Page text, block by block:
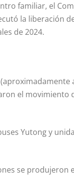
familiar, el
la liberación
de 2024.
el movimiento
Yutong y
se